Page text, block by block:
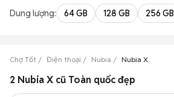
Dung lượng: 64 GB 128 GB 256 GB
Chợ Tốt Điện thoại Nubia Nubia X
2 Nubia X cũ Toàn quốc đẹp